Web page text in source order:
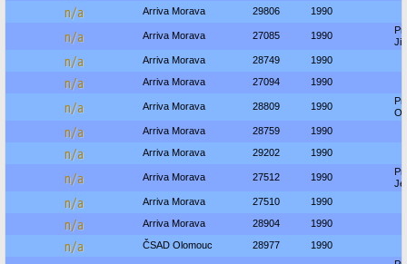
n/a Arriva Morava 29806 1990
n/a Arriva Morava 27085 1990
n/a Arriva Morava 28749 1990
n/a Arriva Morava 27094 1990
n/a Arriva Morava 28809 1990
n/a Arriva Morava 28759 1990
n/a Arriva Morava 29202 1990
n/a Arriva Morava 27512 1990
n/a Arriva Morava 27510 1990
n/a Arriva Morava 28904 1990
n/a ČSAD Olomouc 28977 1990